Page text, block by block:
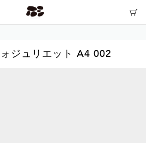
ジュリエット A4 002